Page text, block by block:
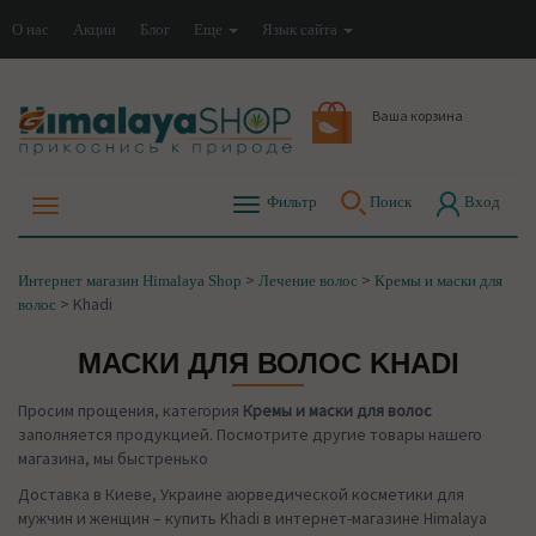
О нас Акции Блог Еще Язык сайта
Ваша корзина
Фильтр Поиск Вход
Интернет магазин Himalaya Shop > Лечение волос > Кремы и маски для
волос > Khadi
МАСКИ ДЛЯ ВОЛОС KHADI
Просим прощения, категория Кремы и маски для волос
заполняется продукцией. Посмотрите другие товары нашего
магазина, мы быстренько
Доставка в Киеве, Украине аюрведической косметики для
мужчин и женщин – купить Khadi в интернет-магазине Himalaya